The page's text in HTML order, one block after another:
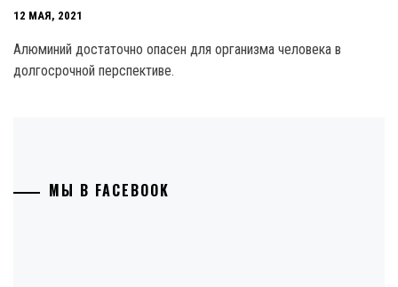
12 МАЯ, 2021
Алюминий достаточно опасен для организма человека в
долгосрочной перспективе.
МЫ В FACEBOOK